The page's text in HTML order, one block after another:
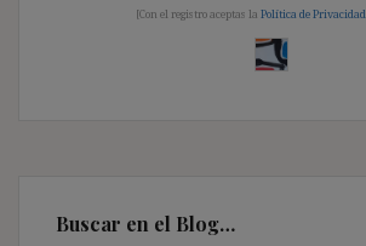
[Con el registro aceptas la Política de Privacidad
Buscar en el Blog…